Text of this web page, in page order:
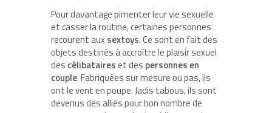
Pour davantage pimenter leur vie sexuelle
et casser la routine, certaines personnes
recourent auxsextoys. Ce sont en fait des
objets destinés à accroître le plaisir sexuel
des célibataireset des personnes en
couple. Fabriquées sur mesure ou pas, ils
ont le vent en poupe. Jadis tabous, ils sont
devenus des alliés pour bon nombre de